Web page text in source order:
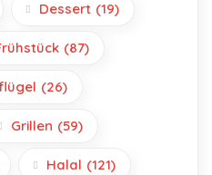
Dessert (19)
(87)
(26)
Grillen (59)
Halal (121)